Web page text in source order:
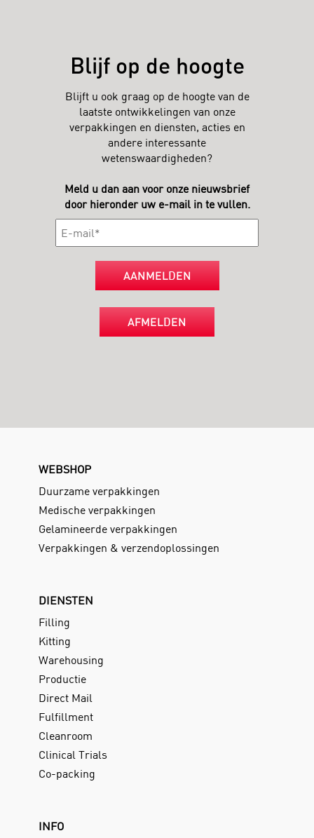
Blijf op de hoogte
Blijft u ook graag op de hoogte van de
laatste ontwikkelingen van onze
verpakkingen en diensten, acties en
andere interessante
wetenswaardigheden?
Meld u dan aan voor onze nieuwsbrief
door hieronder uw e-mail in te vullen.
AANMELDEN
AFMELDEN
WEBSHOP
Duurzame verpakkingen
Medische verpakkingen
Gelamineerde verpakkingen
Verpakkingen & verzendoplossingen
DIENSTEN
Filling
Kitting
Warehousing
Productie
Direct Mail
Fulfillment
Cleanroom
Clinical Trials
Co-packing
INFO